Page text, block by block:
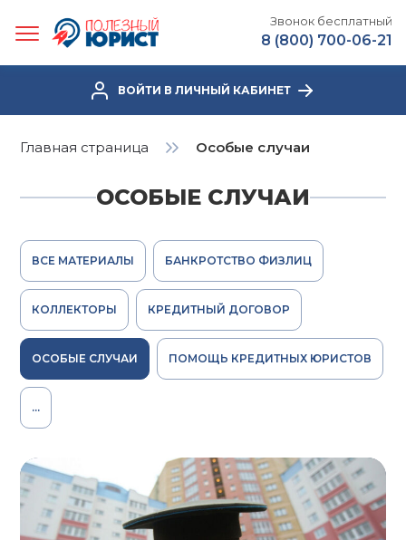
Звонок бесплатный
8 (800) 700-06-21
ВОЙТИ В ЛИЧНЫЙ КАБИНЕТ
Главная страница Особые случаи
ОСОБЫЕ СЛУЧАИ
ВСЕ МАТЕРИАЛЫ БАНКРОТСТВО ФИЗЛИЦ
КОЛЛЕКТОРЫ КРЕДИТНЫЙ ДОГОВОР
ОСОБЫЕ СЛУЧАИ ПОМОЩЬ КРЕДИТНЫХ ЮРИСТОВ
...